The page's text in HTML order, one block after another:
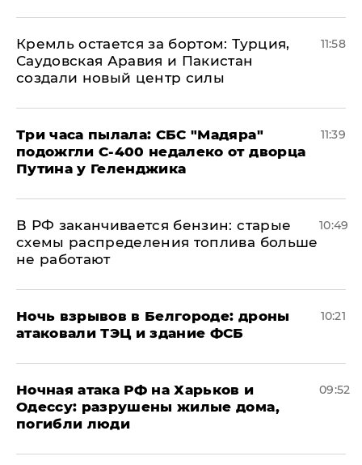
​Кремль остается за бортом: Турция,
Саудовская Аравия и Пакистан
создали новый центр силы
11:58
Три часа пылала: СБС "Мадяра"
подожгли С-400 недалеко от дворца
Путина у Геленджика
11:39
​В РФ заканчивается бензин: старые
схемы распределения топлива больше
не работают
10:49
​Ночь взрывов в Белгороде: дроны
атаковали ТЭЦ и здание ФСБ
10:21
​Ночная атака РФ на Харьков и
Одессу: разрушены жилые дома,
погибли люди
09:52